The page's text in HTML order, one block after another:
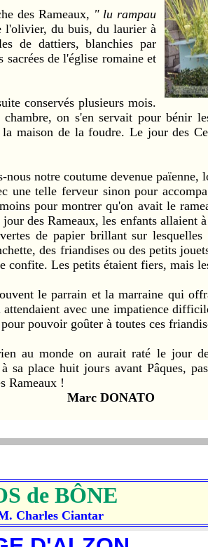
des Rameaux, " lu rampau
l'olivier, du buis, du laurier à
de dattiers, blanchies par
sacrées de l'église romaine et
conservés plusieurs mois.
on s'en servait pour bénir
maison de la foudre. Le jour des
notre coutume devenue païenne,
une telle ferveur sinon pour
pour montrer qu'on avait le
des Rameaux, les enfants allaient
de papier brillant sur lesquelles
des friandises ou des petits
confite. Les petits étaient fiers, mais
le parrain et la marraine qui
avec une impatience
pouvoir goûter à toutes ces
monde on aurait raté le jour des
sa place huit jours avant Pâques,
Rameaux !
Marc DONATO
de BÔNE
Charles Ciantar